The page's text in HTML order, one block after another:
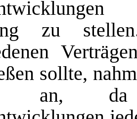
zu
sollte,
an, da